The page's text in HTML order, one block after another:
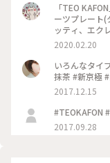
「TEO
ーツプレート(
ッティ、エク
三昧出来て大
たのですが、
プチことりっ
2020.02.20
いろんなタイ
抹茶 #新京極
2017.12.15
#TEOKAFON
2017.09.28